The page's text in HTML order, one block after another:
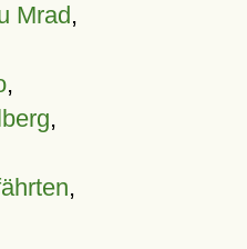
Mrad,
,
,
,